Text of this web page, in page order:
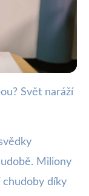
Svět naráží
Miliony
chudoby díky